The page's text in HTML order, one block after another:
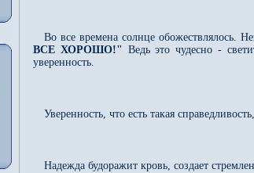
Во все времена солнце обожествлялось.
ВСЕ ХОРОШО!" Ведь это чудесно -
уверенность.
Уверенность, что есть такая
Надежда будоражит кровь, создает